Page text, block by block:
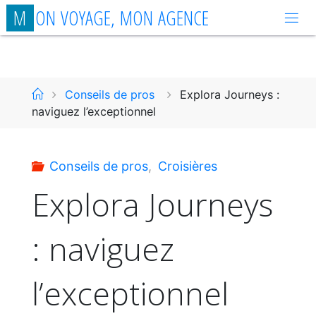
Aller
auM ON VOYAGE, MON AGENCE
AccueilConseils de pros
Explora Journeys :
naviguez l’exceptionnel
Conseils de pros, Croisières
Explora Journeys
: naviguez
l’exceptionnel